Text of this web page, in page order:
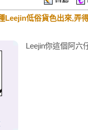
Leejin低俗貨色出來,弄
Leejin你這個阿六